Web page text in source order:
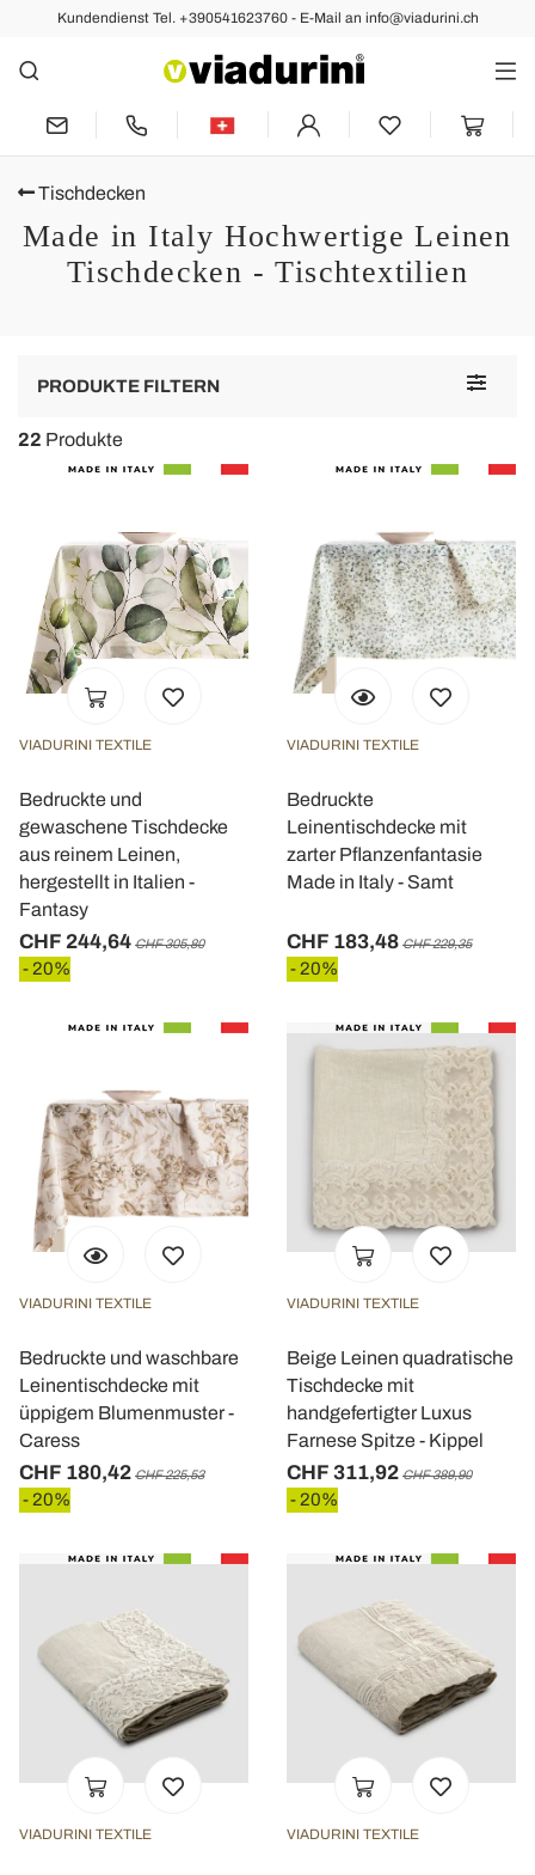
Kundendienst Tel. +390541623760 - E-Mail an info@viadurini.ch
Tischdecken
Made in Italy Hochwertige Leinen
Tischdecken - Tischtextilien
Toggle
PRODUKTE FILTERN
22 Produkte
VIADURINI TEXTILE
Bedruckte und
gewaschene Tischdecke
aus reinem Leinen,
hergestellt in Italien -
Fantasy
CHF 244,64 CHF 305,80
- 20%
VIADURINI TEXTILE
Bedruckte
Leinentischdecke mit
zarter Pflanzenfantasie
Made in Italy - Samt
CHF 183,48 CHF 229,35
- 20%
VIADURINI TEXTILE
Bedruckte und waschbare
Leinentischdecke mit
üppigem Blumenmuster -
Caress
CHF 180,42 CHF 225,53
- 20%
VIADURINI TEXTILE
Beige Leinen quadratische
Tischdecke mit
handgefertigter Luxus
Farnese Spitze - Kippel
CHF 311,92 CHF 389,90
- 20%
VIADURINI TEXTILE VIADURINI TEXTILE